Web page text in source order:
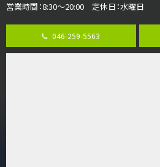
第8位
営業時間：8:30～20:00 定休日：水曜日
046-259-5563